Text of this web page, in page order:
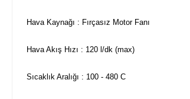
Hava Kaynağı : Fırçasız Motor Fanı
Hava Akış Hızı : 120 l/dk (max)
Sıcaklık Aralığı : 100 - 480 C